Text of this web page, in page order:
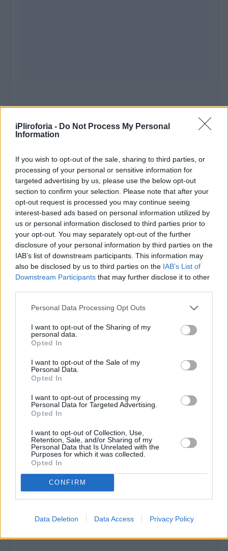
iPliroforia - Do Not Process My Personal
Information
If you wish to opt-out of the sale, sharing to third parties, or
processing of your personal or sensitive information for
targeted advertising by us, please use the below opt-out
section to confirm your selection. Please note that after your
opt-out request is processed you may continue seeing
interest-based ads based on personal information utilized by
us or personal information disclosed to third parties prior to
your opt-out. You may separately opt-out of the further
disclosure of your personal information by third parties on the
IAB’s list of downstream participants. This information may
also be disclosed by us to third parties on the IAB’s List of
Downstream Participants that may further disclose it to other
Personal Data Processing Opt Outs
I want to opt-out of the Sharing of my
personal data.
Opted In
I want to opt-out of the Sale of my
Personal Data.
Opted In
I want to opt-out of processing my
Personal Data for Targeted Advertising.
Opted In
I want to opt-out of Collection, Use,
Retention, Sale, and/or Sharing of my
Personal Data that Is Unrelated with the
Purposes for which it was collected.
Opted In
CONFIRM
Data Deletion Data Access Privacy Policy
View this post on Instagram